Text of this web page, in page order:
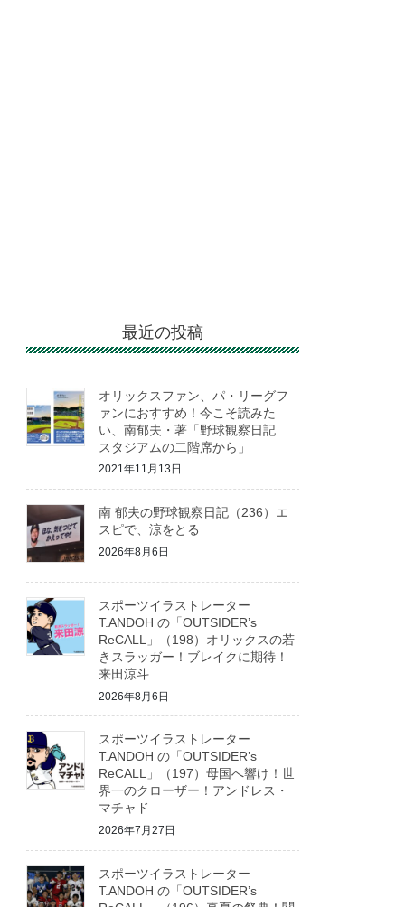
最近の投稿
オリックスファン、パ・リーグフ
ァンにおすすめ！今こそ読みた
い、南郁夫・著「野球観察日記
スタジアムの二階席から」
2021年11月13日
南 郁夫の野球観察日記（236）エ
スピで、涼をとる
2026年8月6日
スポーツイラストレーター
T.ANDOH の「OUTSIDER’s
ReCALL」（198）オリックスの若
きスラッガー！ブレイクに期待！
来田涼斗
2026年8月6日
スポーツイラストレーター
T.ANDOH の「OUTSIDER’s
ReCALL」（197）母国へ響け！世
界一のクローザー！アンドレス・
マチャド
2026年7月27日
スポーツイラストレーター
T.ANDOH の「OUTSIDER’s